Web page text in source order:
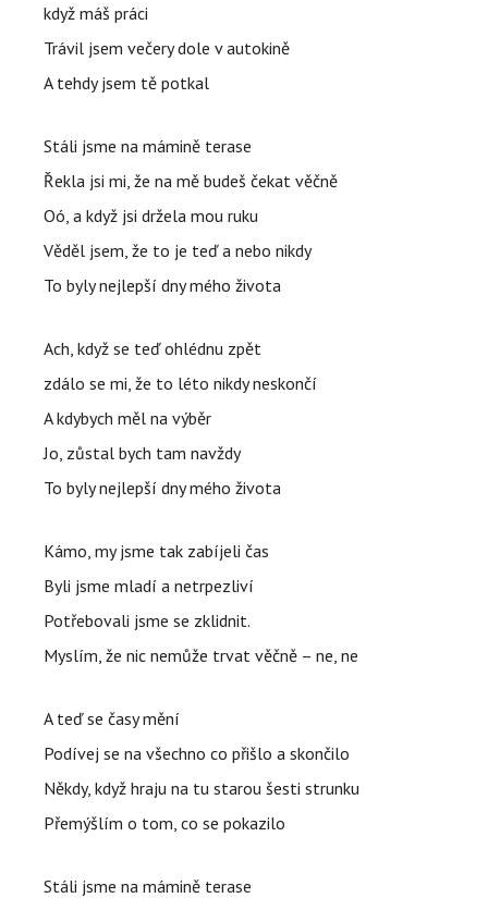
když máš práci
Trávil jsem večery dole v autokině
A tehdy jsem tě potkal
Stáli jsme na mámině terase
Řekla jsi mi, že na mě budeš čekat věčně
Oó, a když jsi držela mou ruku
Věděl jsem, že to je teď a nebo nikdy
To byly nejlepší dny mého života
Ach, když se teď ohlédnu zpět
zdálo se mi, že to léto nikdy neskončí
A kdybych měl na výběr
Jo, zůstal bych tam navždy
To byly nejlepší dny mého života
Kámo, my jsme tak zabíjeli čas
Byli jsme mladí a netrpezliví
Potřebovali jsme se zklidnit.
Myslím, že nic nemůže trvat věčně – ne, ne
A teď se časy mění
Podívej se na všechno co přišlo a skončilo
Někdy, když hraju na tu starou šesti strunku
Přemýšlím o tom, co se pokazilo
Stáli jsme na mámině terase